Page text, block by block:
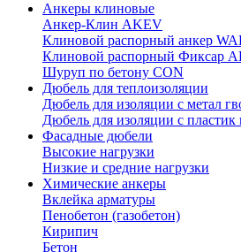
Анкеры клиновые
Анкер-Клин AKEV
Клиновой распорный анкер
Клиновой распорный Фиксар
Шуруп по бетону CON
Дюбель для теплоизоляции
Дюбель для изоляции с метал
Дюбель для изоляции с пластик
Фасадные дюбели
Высокие нагрузки
Низкие и средние нагрузки
Химические анкеры
Вклейка арматуры
Пенобетон (газобетон)
Кирипич
Бетон